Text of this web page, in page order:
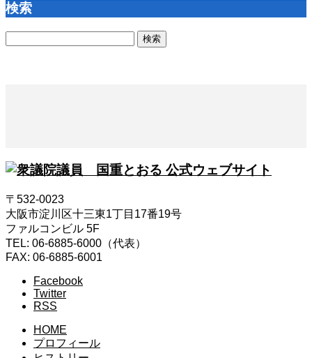
検索
〒532-0023
大阪市淀川区十三東1丁目17番19号
ファルコンビル 5F
TEL: 06-6885-6000（代表）
FAX: 06-6885-6001
Facebook
Twitter
RSS
HOME
プロフィール